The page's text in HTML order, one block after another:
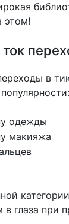
этом!
в
одежды
макияжа
глаза при